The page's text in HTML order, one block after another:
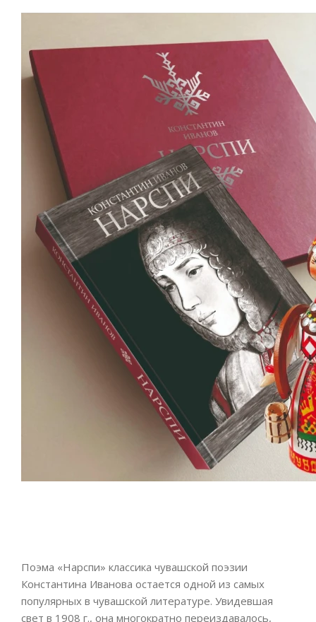
Поэма «Нарспи» классика чувашской поэзии
Константина Иванова остается одной из самых
популярных в чувашской литературе. Увидевшая
свет в 1908 г., она многократно переиздавалось,